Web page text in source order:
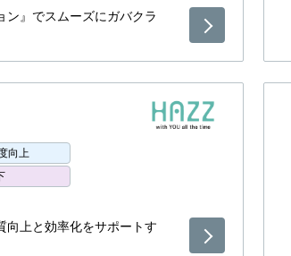
ン』でスムーズにガバクラ
向上
向上と効率化をサポートす